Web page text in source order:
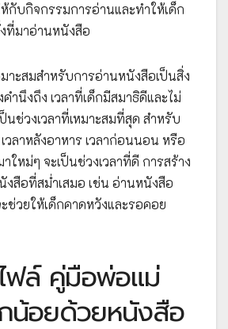
กับกิจกรรมการอ่านและทำให้เด็ก
ที่มาอ่านหนังสือ
มาะสมสำหรับการอ่านหนังสือเป็นสิ่ง
นึงถึง เวลาที่เด็กมีสมาธิดีและไม่
นช่วงเวลาที่เหมาะสมที่สุด สำหรับ
วลาหลังอาหาร เวลาก่อนนอน หรือ
ใหม่ๆ จะเป็นช่วงเวลาที่ดี การสร้าง
สือที่สม่ำเสมอ เช่น อ่านหนังสือ
วยให้เด็กคาดหวังและรอคอย
ฟล์ คู่มือพ่อแม่
อยด้วยหนังสือ